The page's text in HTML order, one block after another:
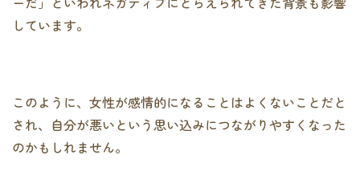
しています。
このように、女性が感情的になることはよくないことだと
され、自分が悪いという思い込みにつながりやすくなった
のかもしれません。